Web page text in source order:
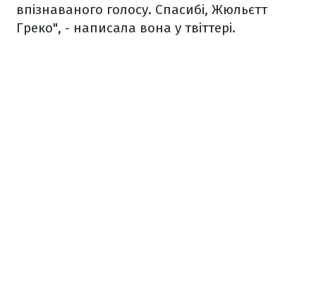
впізнаваного голосу. Спасибі, Жюльєтт
Греко", - написала вона у твіттері.